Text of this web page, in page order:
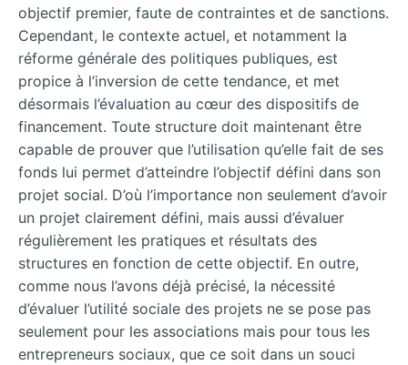
objectif premier, faute de contraintes et de sanctions.
Cependant, le contexte actuel, et notamment la
réforme générale des politiques publiques, est
propice à l’inversion de cette tendance, et met
désormais l’évaluation au cœur des dispositifs de
financement. Toute structure doit maintenant être
capable de prouver que l’utilisation qu’elle fait de ses
fonds lui permet d’atteindre l’objectif défini dans son
projet social. D’où l’importance non seulement d’avoir
un projet clairement défini, mais aussi d’évaluer
régulièrement les pratiques et résultats des
structures en fonction de cette objectif. En outre,
comme nous l’avons déjà précisé, la nécessité
d’évaluer l’utilité sociale des projets ne se pose pas
seulement pour les associations mais pour tous les
entrepreneurs sociaux, que ce soit dans un souci